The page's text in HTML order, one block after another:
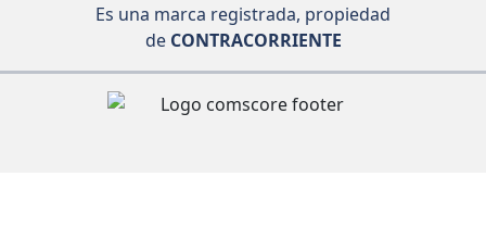
Es una marca registrada, propiedad
deCONTRACORRIENTE